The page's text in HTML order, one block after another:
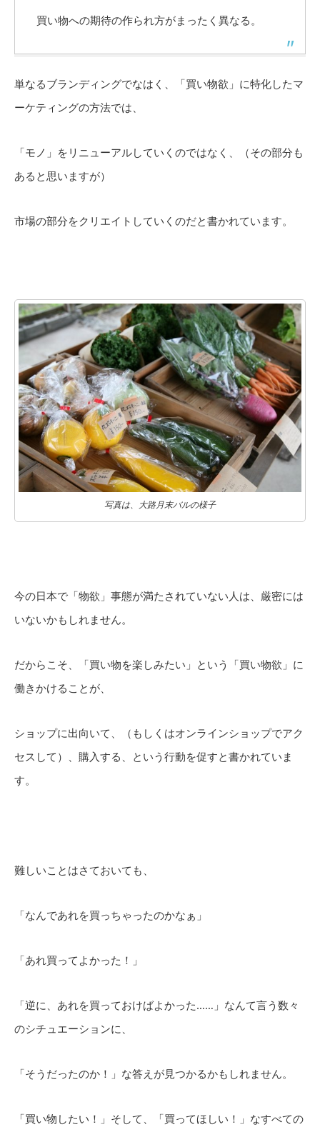
買い物への期待の作られ方がまったく異なる。
単なるブランディングでなはく、「買い物欲」に特化したマ
ーケティングの方法では、
「モノ」をリニューアルしていくのではなく、（その部分も
あると思いますが）
市場の部分をクリエイトしていくのだと書かれています。
写真は、大路月末バルの様子
今の日本で「物欲」事態が満たされていない人は、厳密には
いないかもしれません。
だからこそ、「買い物を楽しみたい」という「買い物欲」に
働きかけることが、
ショップに出向いて、（もしくはオンラインショップでアク
セスして）、購入する、という行動を促すと書かれていま
す。
難しいことはさておいても、
「なんであれを買っちゃったのかなぁ」
「あれ買ってよかった！」
「逆に、あれを買っておけばよかった……」なんて言う数々
のシチュエーションに、
「そうだったのか！」な答えが見つかるかもしれません。
「買い物したい！」そして、「買ってほしい！」なすべての